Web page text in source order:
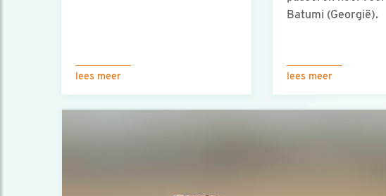
lees meer
Batumi (Georgië).
lees meer